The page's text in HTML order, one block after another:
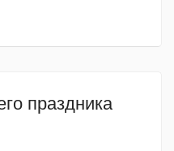
праздника